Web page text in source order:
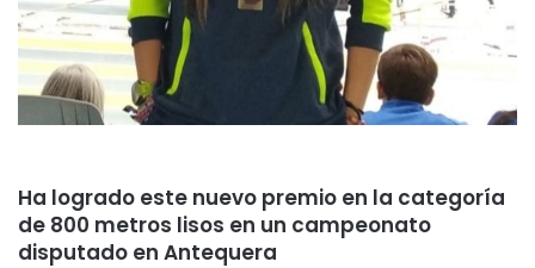
Ha logrado este nuevo premio en la categoría
de 800 metros lisos en un campeonato
disputado en Antequera